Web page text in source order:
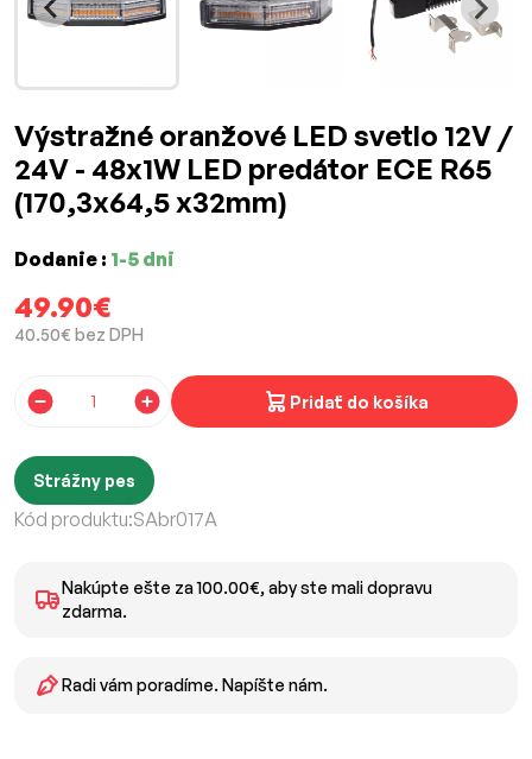
Výstražné oranžové LED svetlo 12V /
24V - 48x1W LED predátor ECE R65
(170,3x64,5 x32mm)
Dodanie : 1-5 dni
49.90€
40.50€ bez DPH
Pridať do košíka
Strážny pes
Kód produktu:SAbr017A
Nakúpte ešte za 100.00€, aby ste mali dopravu
zdarma.
Radi vám poradíme. Napíšte nám.